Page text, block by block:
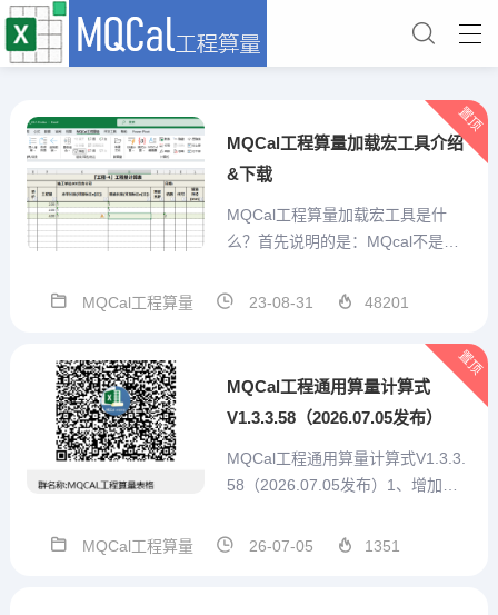
MQCal工程算量加载宏工具介绍
&下载
MQCal工程算量加载宏工具是什
么？首先说明的是：MQcal不是一
值工具。他是我本人结合手工算量
算量表格自己设计、重复项目便捷
输入、特殊标记、汇总统计、打印
或打印为pdf、造价预估...
MQCal工程算量 23-08-31 48201
置顶
MQCal工程通用算量计算式
V1.3.3.58（2026.07.05发布）
MQCal工程通用算量计算式V1.3.3.
58（2026.07.05发布）1、增加技
通用算量计算式V1.3.3.56 2026.07.
MQCal工程算量 26-07-05 1351
置顶